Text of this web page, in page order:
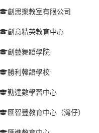
創思樂教室有限公司
創意精英教育中心
創藝舞蹈學院
勝利韓語學校
勤達數學習中心
匯智豐教育中心（灣仔）